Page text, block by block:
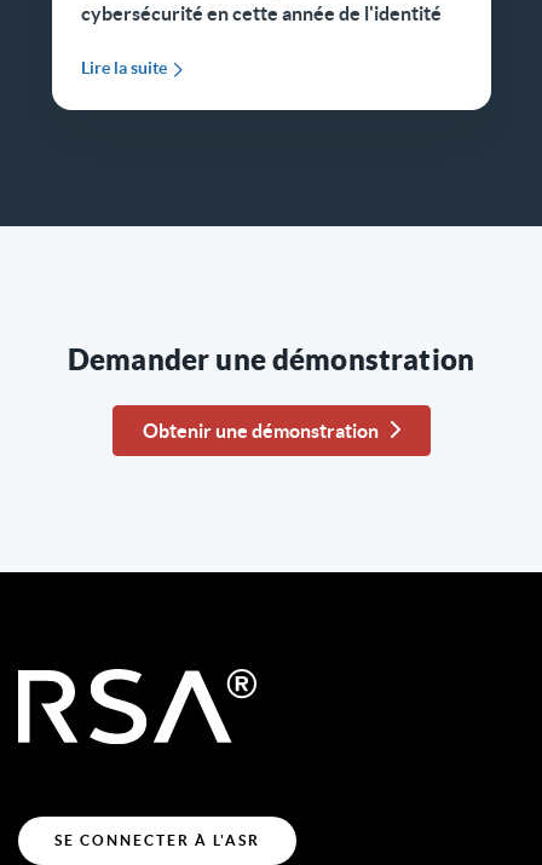
cybersécurité en cette année de l'identité
Lire la suite
Demander une démonstration
Obtenir une démonstration
SE CONNECTER À L'ASR